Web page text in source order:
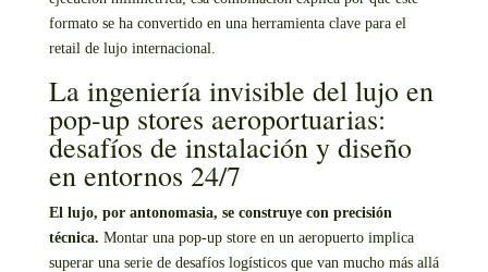
formato se ha convertido en una herramienta clave para el
retail de lujo internacional.
La ingeniería invisible del lujo en
pop-up stores aeroportuarias:
desafíos de instalación y diseño
en entornos 24/7
El lujo, por antonomasia, se construye con precisión
técnica. Montar una pop-up store en un aeropuerto implica
superar una serie de desafíos logísticos que van mucho más allá